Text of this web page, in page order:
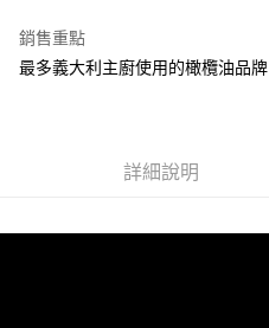
銷售重點
最多義大利主廚使用的橄欖油品牌
詳細說明